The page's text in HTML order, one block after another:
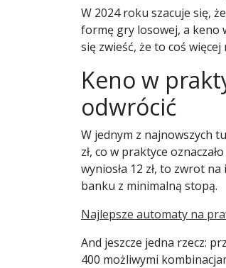
W 2024 roku szacuje się,
formę gry losowej, a keno
się zwieść, że to coś
Keno w
odwrócić
W jednym z najnowszych
zł, co w praktyce
wyniosła 12 zł, to zwrot
banku z minimalną stopą.
Najlepsze automaty na
And jeszcze jedna rzecz:
400 możliwymi